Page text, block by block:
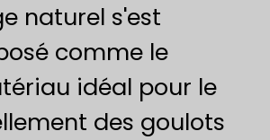
naturel s'est
comme le
idéal pour le
des goulots